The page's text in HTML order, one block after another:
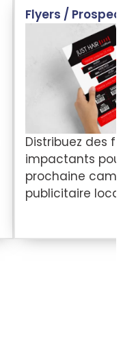
Flyers /
Distribuez des
impactants
prochaine
publicitaire